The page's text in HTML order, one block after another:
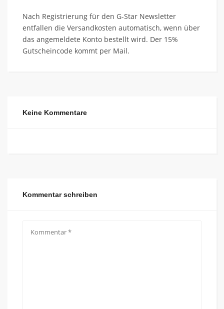
Nach Registrierung für den G-Star Newsletter
entfallen die Versandkosten automatisch, wenn über
das angemeldete Konto bestellt wird. Der 15%
Gutscheincode kommt per Mail.
Keine Kommentare
Kommentar schreiben